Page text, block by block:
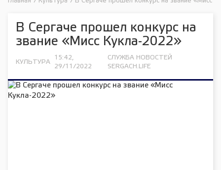
В Сергаче прошел конкурс на
звание «Мисс Кукла-2022»
КУЛЬТУРА
15:42,
29/11/2022
СЛУЖБА НОВОСТЕЙ
SERGACH.LIFE